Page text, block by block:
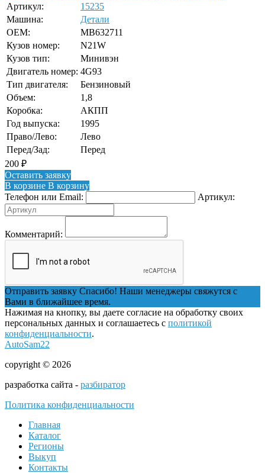
Артикул:
15235
Машина:
Детали
OEM:
MB632711
Кузов номер:
N21W
Кузов тип:
Минивэн
Двигатель номер: 4G93
Тип двигателя:
Бензиновый
Объем:
1,8
Коробка:
АКПП
Год выпуска:
1995
Право/Лево:
Лево
Перед/Зад:
Перед
200 ₽
Оставить заявку
В корзине В корзину
Телефон или Email:
Артикул:
Комментарий:
Отправить заявку Спасибо! Наши менеджеры свяжутся с
Вами в ближайшее время.
Нажимая на кнопку, вы даете согласие на обработку своих
персональных данных и соглашаетесь с политикой
конфиденциальности.
AutoSam22
copyright © 2026
разработка сайта - разбиратор
Политика конфиденциальности
Главная
Каталог
Регионы
Выкуп
Контакты